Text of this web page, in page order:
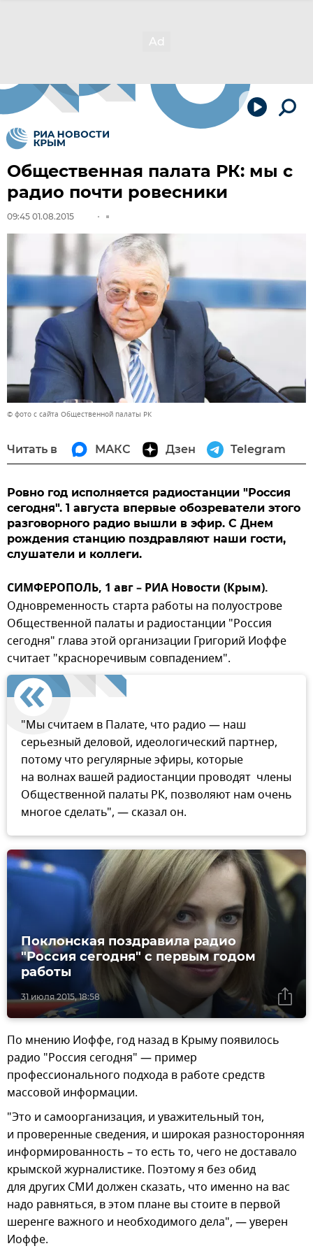
Общественная палата РК: мы с
радио почти ровесники
09:45 01.08.2015
© фото с сайта Общественной палаты РК
Читать в МАКС Дзен Telegram
Ровно год исполняется радиостанции "Россия
сегодня". 1 августа впервые обозреватели этого
разговорного радио вышли в эфир. С Днем
рождения станцию поздравляют наши гости,
слушатели и коллеги.
СИМФЕРОПОЛЬ, 1 авг – РИА Новости (Крым).
Одновременность старта работы на полуострове
Общественной палаты и радиостанции "Россия
сегодня" глава этой организации Григорий Иоффе
считает "красноречивым совпадением".
"Мы считаем в Палате, что радио — наш
серьезный деловой, идеологический партнер,
потому что регулярные эфиры, которые
на волнах вашей радиостанции проводят члены
Общественной палаты РК, позволяют нам очень
многое сделать", — сказал он.
31 июля 2015, 18:58
Поклонская поздравила радио
"Россия сегодня" с первым годом
работы
По мнению Иоффе, год назад в Крыму появилось
радио "Россия сегодня" — пример
профессионального подхода в работе средств
массовой информации.
"Это и самоорганизация, и уважительный тон,
и проверенные сведения, и широкая разносторонняя
информированность – то есть то, чего не доставало
крымской журналистике. Поэтому я без обид
для других СМИ должен сказать, что именно на вас
надо равняться, в этом плане вы стоите в первой
шеренге важного и необходимого дела", — уверен
Иоффе.